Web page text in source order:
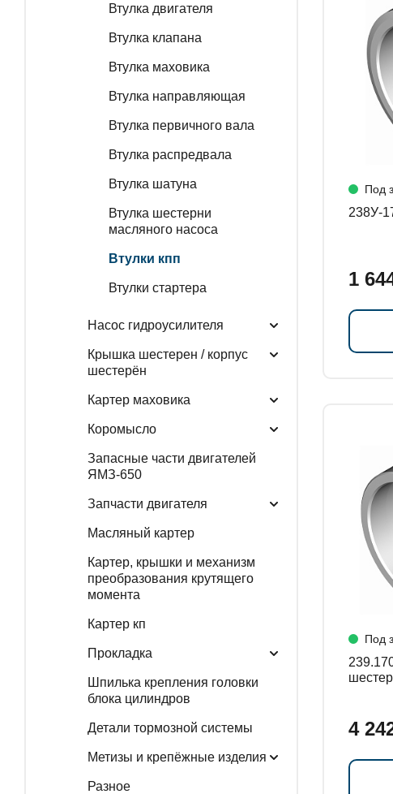
Втулка двигателя
Втулка клапана
Втулка маховика
Втулка направляющая
Втулка первичного вала
Втулка распредвала
Втулка шатуна
Втулка шестерни
масляного насоса
Втулки кпп
Втулки стартера
Насос гидроусилителя
Крышка шестерен / корпус
шестерён
Картер маховика
Коромысло
Запасные части двигателей
ЯМЗ-650
Запчасти двигателя
Масляный картер
Картер, крышки и механизм
преобразования крутящего
момента
Картер кп
Прокладка
Шпилька крепления головки
блока цилиндров
Детали тормозной системы
Метизы и крепёжные изделия
Разное
Под
1
Под
4